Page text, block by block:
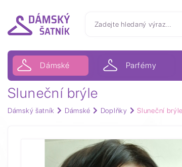
Dámské Parfémy
Sluneční brýle
Dámský šatník Dámské Doplňky Sluneční brýle